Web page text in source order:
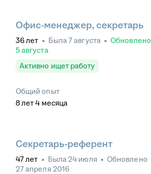
Офис-менеджер, секретарь
36лет • Была7 августа • Обновлено
5 августа
Активно ищет работу
Общий опыт
8лет 4 месяца
Секретарь-референт
47лет • Была 24 июля • Обновлено
27 апреля 2016